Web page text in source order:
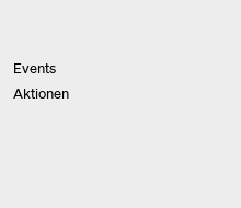
Events
Aktionen